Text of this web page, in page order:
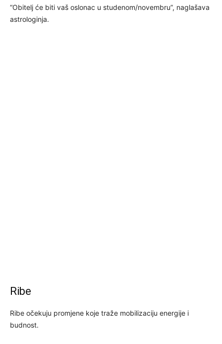
“Obitelj će biti vaš oslonac u studenom/novembru”, naglašava
astrologinja.
Ribe
Ribe očekuju promjene koje traže mobilizaciju energije i
budnost.